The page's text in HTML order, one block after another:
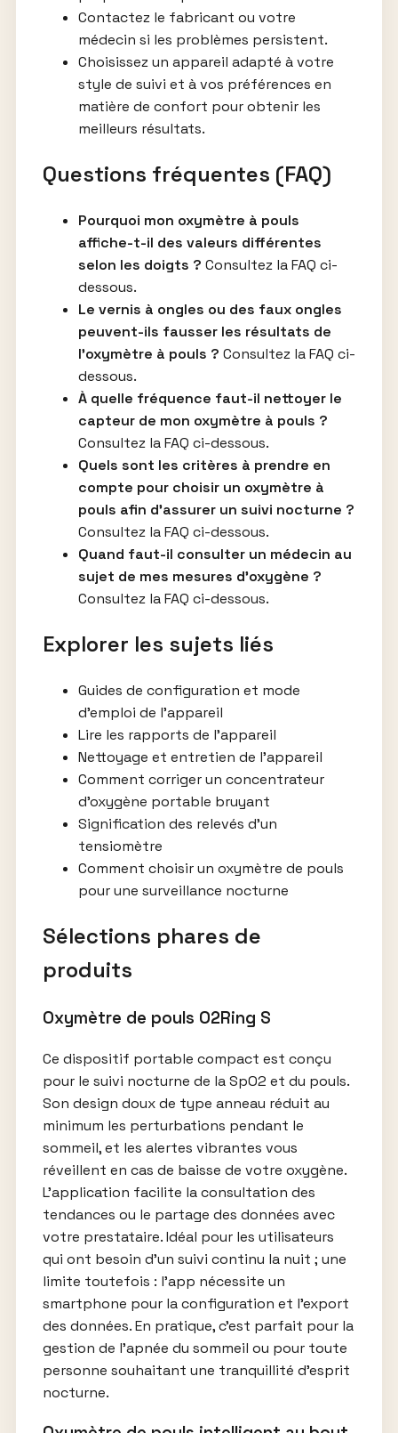
Contactez le fabricant ou votre
médecin si les problèmes persistent.
Choisissez un appareil adapté à votre
style de suivi et à vos préférences en
matière de confort pour obtenir les
meilleurs résultats.
Questions fréquentes (FAQ)
Pourquoi mon oxymètre à pouls
affiche-t-il des valeurs différentes
selon les doigts ? Consultez la FAQ ci-
dessous.
Le vernis à ongles ou des faux ongles
peuvent-ils fausser les résultats de
l’oxymètre à pouls ? Consultez la FAQ ci-
dessous.
À quelle fréquence faut-il nettoyer le
capteur de mon oxymètre à pouls ?
Consultez la FAQ ci-dessous.
Quels sont les critères à prendre en
compte pour choisir un oxymètre à
pouls afin d’assurer un suivi nocturne ?
Consultez la FAQ ci-dessous.
Quand faut-il consulter un médecin au
sujet de mes mesures d’oxygène ?
Consultez la FAQ ci-dessous.
Explorer les sujets liés
Guides de configuration et mode
d’emploi de l’appareil
Lire les rapports de l’appareil
Nettoyage et entretien de l’appareil
Comment corriger un concentrateur
d’oxygène portable bruyant
Signification des relevés d’un
tensiomètre
Comment choisir un oxymètre de pouls
pour une surveillance nocturne
Sélections phares de
produits
Oxymètre de pouls O2Ring S
Ce dispositif portable compact est conçu
pour le suivi nocturne de la SpO2 et du pouls.
Son design doux de type anneau réduit au
minimum les perturbations pendant le
sommeil, et les alertes vibrantes vous
réveillent en cas de baisse de votre oxygène.
L’application facilite la consultation des
tendances ou le partage des données avec
votre prestataire. Idéal pour les utilisateurs
qui ont besoin d’un suivi continu la nuit ; une
limite toutefois : l’app nécessite un
smartphone pour la configuration et l’export
des données. En pratique, c’est parfait pour la
gestion de l’apnée du sommeil ou pour toute
personne souhaitant une tranquillité d’esprit
nocturne.